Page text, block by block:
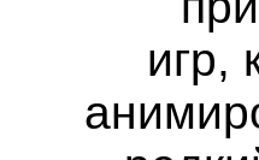
игр,